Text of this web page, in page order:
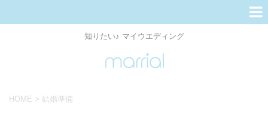
知りたい♪ マイウエディング
HOME > 結婚準備